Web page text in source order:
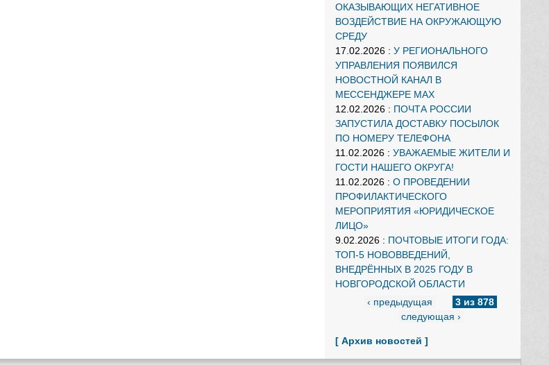
ОКАЗЫВАЮЩИХ НЕГАТИВНОЕ
ВОЗДЕЙСТВИЕ НА ОКРУЖАЮЩУЮ
СРЕДУ
17.02.2026 : У РЕГИОНАЛЬНОГО
УПРАВЛЕНИЯ ПОЯВИЛСЯ
НОВОСТНОЙ КАНАЛ В
МЕССЕНДЖЕРЕ MAX
12.02.2026 : ПОЧТА РОССИИ
ЗАПУСТИЛА ДОСТАВКУ ПОСЫЛОК
ПО НОМЕРУ ТЕЛЕФОНА
11.02.2026 : УВАЖАЕМЫЕ ЖИТЕЛИ И
ГОСТИ НАШЕГО ОКРУГА!
11.02.2026 : О ПРОВЕДЕНИИ
ПРОФИЛАКТИЧЕСКОГО
МЕРОПРИЯТИЯ «ЮРИДИЧЕСКОЕ
ЛИЦО»
9.02.2026 : ПОЧТОВЫЕ ИТОГИ ГОДА:
ТОП-5 НОВОВВЕДЕНИЙ,
ВНЕДРЁННЫХ В 2025 ГОДУ В
НОВГОРОДСКОЙ ОБЛАСТИ
‹ предыдущая
3 из 878
следующая ›
[ Архив новостей ]